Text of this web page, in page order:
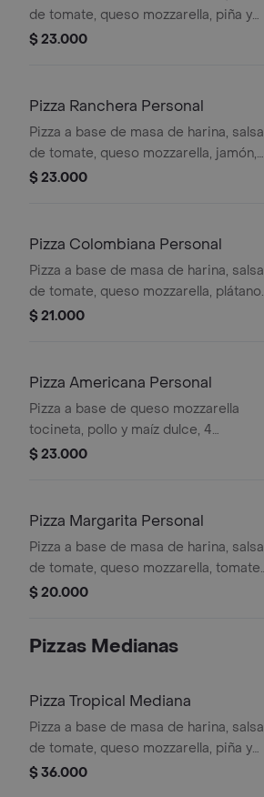
de tomate, queso mozzarella, piña y
jamón, 4 porciones.
$ 23.000
Pizza Ranchera Personal
Pizza a base de masa de harina, salsa
de tomate, queso mozzarella, jamón,
tocineta, chorizo, salchicha y maíz, 4
$ 23.000
Pizza Colombiana Personal
Pizza a base de masa de harina, salsa
de tomate, queso mozzarella, plátano
maduro en trocitos, jamón, tocineta,
$ 21.000
Pizza Americana Personal
Pizza a base de queso mozzarella
tocineta, pollo y maíz dulce, 4
porciones.
$ 23.000
Pizza Margarita Personal
Pizza a base de masa de harina, salsa
de tomate, queso mozzarella, tomate
en rodajas y albahaca fresca, 4
$ 20.000
Pizzas Medianas
Pizza Tropical Mediana
Pizza a base de masa de harina, salsa
de tomate, queso mozzarella, piña y
jamón, 6 porciones.
$ 36.000